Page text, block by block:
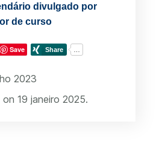
divulgado por
de curso
Save
2023
19 janeiro 2025.